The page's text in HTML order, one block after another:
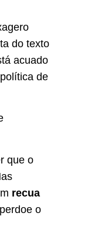
do texto
acuado
de
que o
recua
o